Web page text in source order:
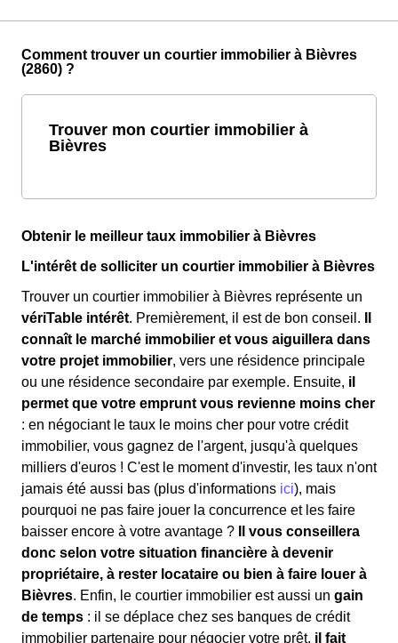
Comment trouver un courtier immobilier à Bièvres
(2860) ?
Trouver mon courtier immobilier à
Bièvres
Obtenir le meilleur taux immobilier à Bièvres
L'intérêt de solliciter un courtier immobilier à Bièvres
Trouver un courtier immobilier à Bièvres représente un
vériTable intérêt. Premièrement, il est de bon conseil.
connaît le marché immobilier et vous aiguillera dans
votre projet immobilier, vers une résidence principale
ou une résidence secondaire par exemple. Ensuite, il
permet que votre emprunt vous revienne moins cher
: en négociant le taux le moins cher pour votre crédit
immobilier, vous gagnez de l'argent, jusqu'à quelques
milliers d'euros ! C'est le moment d'investir, les taux n'ont
jamais été aussi bas (plus d'informations ici), mais
pourquoi ne pas faire jouer la concurrence et les faire
baisser encore à votre avantage ?
Il vous conseillera
donc selon votre situation financière à devenir
propriétaire, à rester locataire ou bien à faire louer à
Bièvres. Enfin, le courtier immobilier est aussi un gain
de temps : il se déplace chez ses banques de crédit
immobilier partenaire pour négocier votre prêt, il fait